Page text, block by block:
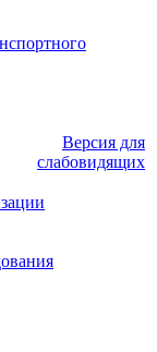
Версия для
слабовидящих